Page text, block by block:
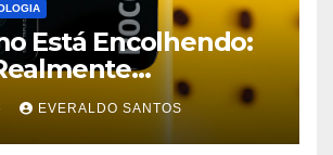
Está Encolhendo:
em Celulares
EVERALDO SANTOS